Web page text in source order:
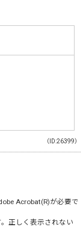
（ID:26399）
Acrobat(R)が必要で
正しく表示されない